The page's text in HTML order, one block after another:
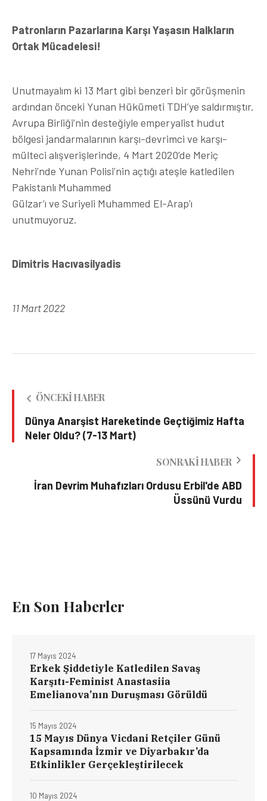
Patronların Pazarlarına Karşı Yaşasın Halkların
Ortak Mücadelesi!
Unutmayalım ki 13 Mart gibi benzeri bir görüşmenin
ardından önceki Yunan Hükümeti TDH’ye saldırmıştır.
Avrupa Birliği’nin desteğiyle emperyalist hudut
bölgesi jandarmalarının karşı-devrimci ve karşı-
mülteci alışverişlerinde, 4 Mart 2020’de Meriç
Nehri’nde Yunan Polisi’nin açtığı ateşle katledilen
Pakistanlı Muhammed
Gülzar’ı ve Suriyeli Muhammed El-Arap’ı
unutmuyoruz.
Dimitris Hacıvasilyadis
11 Mart 2022
ÖNCEKI HABER
Dünya Anarşist Hareketinde Geçtiğimiz Hafta
Neler Oldu? (7-13 Mart)
SONRAKI HABER
İran Devrim Muhafızları Ordusu Erbil'de ABD
Üssünü Vurdu
En Son Haberler
Erkek Şiddetiyle Katledilen Savaş
Karşıtı-Feminist Anastasiia
Emelianova’nın Duruşması Görüldü
17 Mayıs 2024
15 Mayıs Dünya Vicdani Retçiler Günü
Kapsamında İzmir ve Diyarbakır’da
Etkinlikler Gerçekleştirilecek
15 Mayıs 2024
10 Mayıs 2024